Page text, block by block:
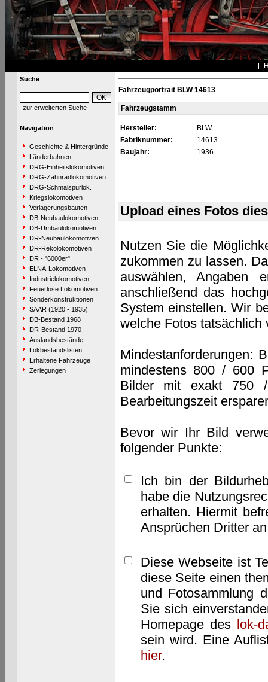
Suche
zur erweiterten Suche
Navigation
Geschichte & Hintergründe
Länderbahnen
DRG-Einheitslokomotiven
DRG-Zahnradlokomotiven
DRG-Schmalspurlok.
Kriegslokomotiven
Verlagerungsbauten
DB-Neubaulokomotiven
DB-Umbaulokomotiven
DR-Neubaulokomotiven
DR-Rekolokomotiven
DR - "6000er"
ELNA-Lokomotiven
Industrielokomotiven
Feuerlose Lokomotiven
Sonderkonstruktionen
SAAR (1920 - 1935)
DB-Bestand 1968
DR-Bestand 1970
Auslandsbestände
Lokbestandslisten
Erhaltene Fahrzeuge
Zerlegungen
Fahrzeugportrait BLW 14613
Fahrzeugstamm
Hersteller:
BLW
Fabriknummer:
14613
Baujahr:
1936
Upload eines Fotos
Nutzen Sie die
zukommen zu lassen.
auswählen, Angaben
anschließend das
System einstellen. Wir
welche Fotos tatsächlich
Mindestanforderungen:
mindestens 800 / 600
Bilder mit exakt 750
Bearbeitungszeit
Bevor wir Ihr Bild
folgender Punkte:
Ich bin der
habe die
erhalten. Hiermit
Ansprüchen Dritter
Diese Webseite ist
diese Seite einen
und Fotosammlung
Sie sich
Homepage des lok-
sein wird. Eine
hier.